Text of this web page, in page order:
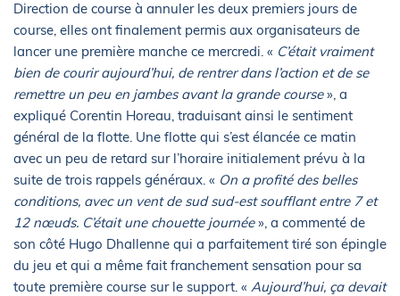
Direction de course à annuler les deux premiers jours de
course, elles ont finalement permis aux organisateurs de
lancer une première manche ce mercredi. « C’était vraiment
bien de courir aujourd’hui, de rentrer dans l’action et de se
remettre un peu en jambes avant la grande course», a
expliqué Corentin Horeau, traduisant ainsi le sentiment
général de la flotte. Une flotte qui s’est élancée ce matin
avec un peu de retard sur l’horaire initialement prévu à la
suite de trois rappels généraux. « On a profité des belles
conditions, avec un vent de sud sud-est soufflant entre 7 et
12 nœuds. C’était une chouette journée», a commenté de
son côté Hugo Dhallenne qui a parfaitement tiré son épingle
du jeu et qui a même fait franchement sensation pour sa
toute première course sur le support. « Aujourd’hui, ça devait